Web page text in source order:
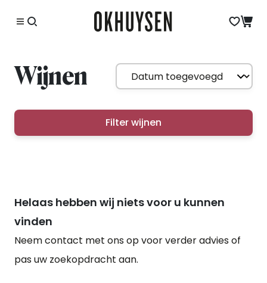
Wijnen
Filter wijnen
Helaas hebben wij niets voor u kunnen
vinden
Neem contact met ons op voor verder advies of
pas uw zoekopdracht aan.